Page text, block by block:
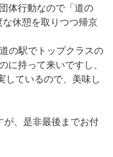
体行動なので「道の
休憩を取りつつ帰京
の駅でトップクラスの
に持って来いですし、
しているので、美味し
が、是非最後までお付